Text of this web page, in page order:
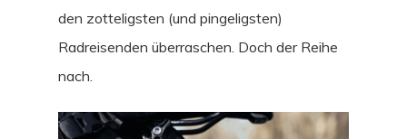
den zotteligsten (und pingeligsten)
Radreisenden überraschen. Doch der Reihe
nach.